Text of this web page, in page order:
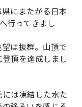
にまたがる日本
行ってきまし
は抜群。山頂で
頂を達成しまし
は凍結した水た